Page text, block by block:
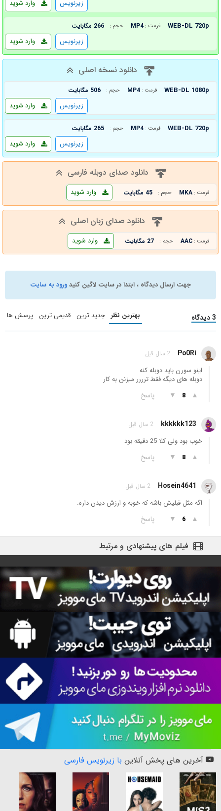
وارد شوید زیرنویس
WEB-DL 720p فرمت : MP4 حجم : 266 مگابایت
وارد شوید زیرنویس
دانلود نسخه اصلی
WEB-DL 1080p فرمت : MP4 حجم : 506 مگابایت
وارد شوید زیرنویس
WEB-DL 720p فرمت : MP4 حجم : 265 مگابایت
وارد شوید زیرنویس
دانلود صدای دوبله فارسی
فرمت : MKA حجم : 45 مگابایت وارد شوید
دانلود صدای زبان اصلی
فرمت : AAC حجم : 27 مگابایت وارد شوید
جهت ارسال دیدگاه ، ابتدا در سایت لاگین کنیدورود به سایت
3 دیدگاه بهترین نظر جدید ترین قدیمی ترین پرسش ها
Po0Ri 2 سال قبل
اینو سورن باید دوبله کنه
دوبله های دیگه فقط ترررر میزنن به کار
▲
8
▼ پاسخ
kkkkkk123 2 سال قبل
خوب بود ولی کلا 25 دقیقه بود
▲
8
▼ پاسخ
Hosein4641 2 سال قبل
اگه مثل قبلیش باشه که خوبه و ارزش دیدن داره.
▲
6
▼ پاسخ
فیلم های پیشنهادی و مرتبط
آخرین های پخش آنلاین با زیرنویس فارسی